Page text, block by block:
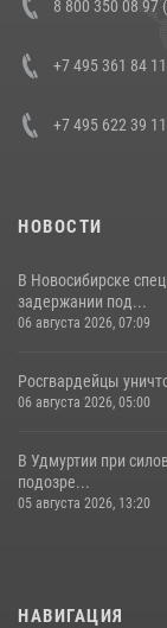
боевого опыта
8 800 350 08 97
+7 495 361 84 11
+7 495 622 39 11
НОВОСТИ
В Новосибирске
задержании под...
06 августа 2026, 07:09
Росгвардейцы
06 августа 2026, 05:00
В Удмуртии при
подозре...
05 августа 2026, 13:20
НАВИГАЦИЯ